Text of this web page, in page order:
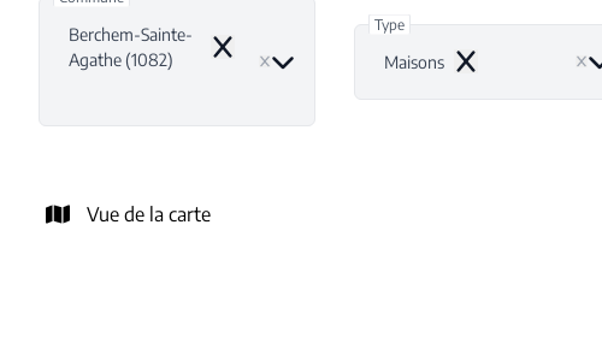
Berchem-Sainte-
Agathe (1082)
Remove
Type
Maisons
Remove
Vue de la carte